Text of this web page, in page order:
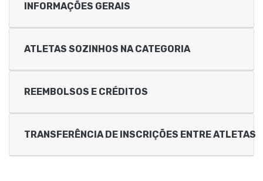
INFORMAÇÕES GERAIS
ATLETAS SOZINHOS NA CATEGORIA
REEMBOLSOS E CRÉDITOS
TRANSFERÊNCIA DE INSCRIÇÕES ENTRE ATLETAS